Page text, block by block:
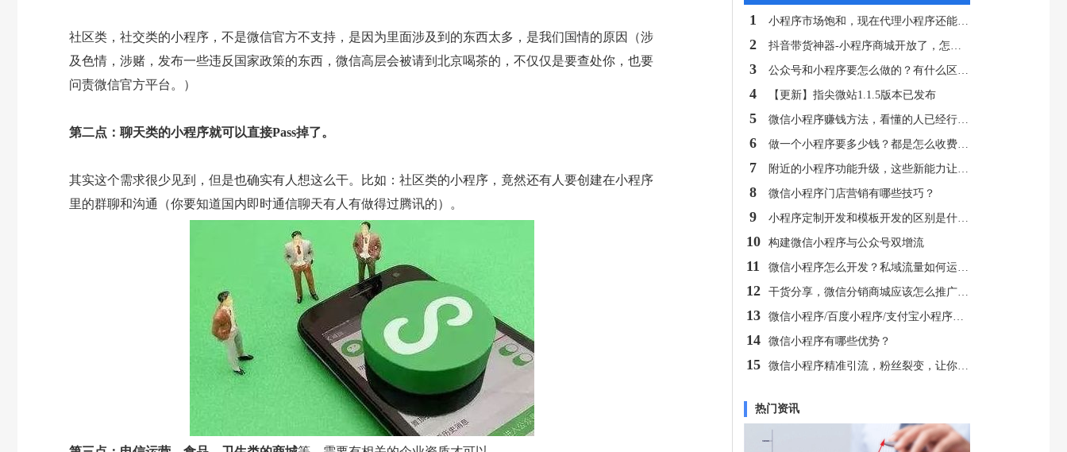
社区类，社交类的小程序，不是微信官方不支持，是因为里面涉及到的东西太多，是我们国情的原因（涉
及色情，涉赌，发布一些违反国家政策的东西，微信高层会被请到北京喝茶的，不仅仅是要查处你，也要
问责微信官方平台。）
第二点：聊天类的小程序就可以直接Pass掉了。
其实这个需求很少见到，但是也确实有人想这么干。比如：社区类的小程序，竟然还有人要创建在小程序
里的群聊和沟通（你要知道国内即时通信聊天有人有做得过腾讯的）。
1
2
3
4 【更新】指尖微站1.1.5版本已发布
5
6
7
8 微信小程序门店营销有哪些技巧？
9
10 构建微信小程序与公众号双增流
11
12
13
14 微信小程序有哪些优势？
15
热门资讯